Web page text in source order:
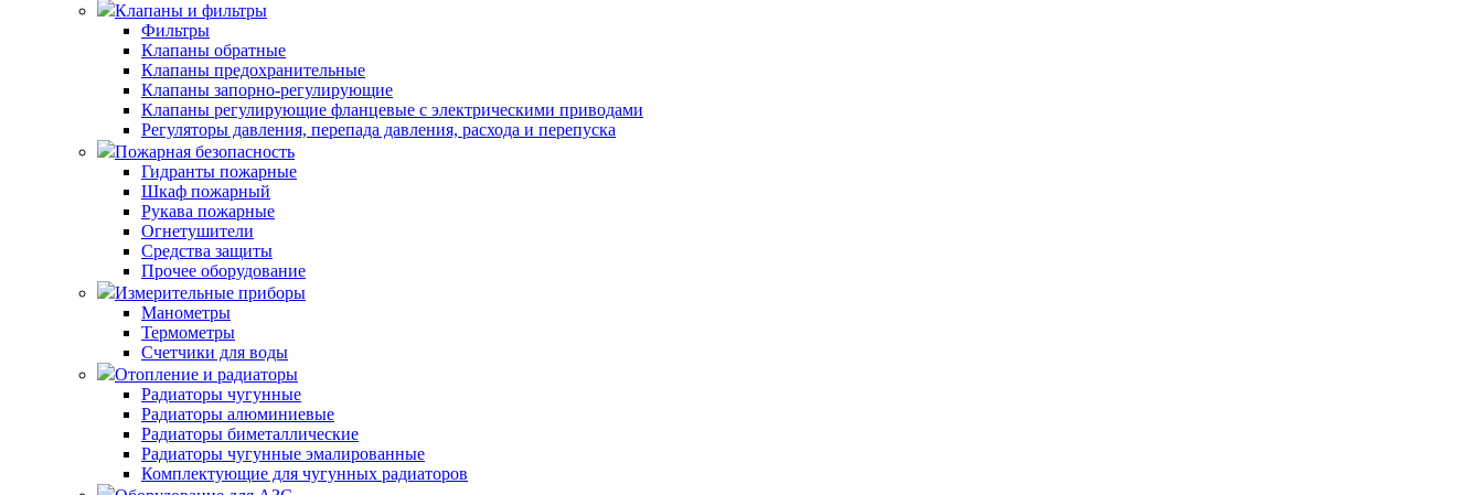
Клапаны и фильтры
Фильтры
Клапаны обратные
Клапаны предохранительные
Клапаны запорно-регулирующие
Клапаны регулирующие фланцевые с электрическими приводами
Регуляторы давления, перепада давления, расхода и перепуска
Пожарная безопасность
Гидранты пожарные
Шкаф пожарный
Рукава пожарные
Огнетушители
Средства защиты
Прочее оборудование
Измерительные приборы
Манометры
Термометры
Счетчики для воды
Отопление и радиаторы
Радиаторы чугунные
Радиаторы алюминиевые
Радиаторы биметаллические
Радиаторы чугунные эмалированные
Комплектующие для чугунных радиаторов